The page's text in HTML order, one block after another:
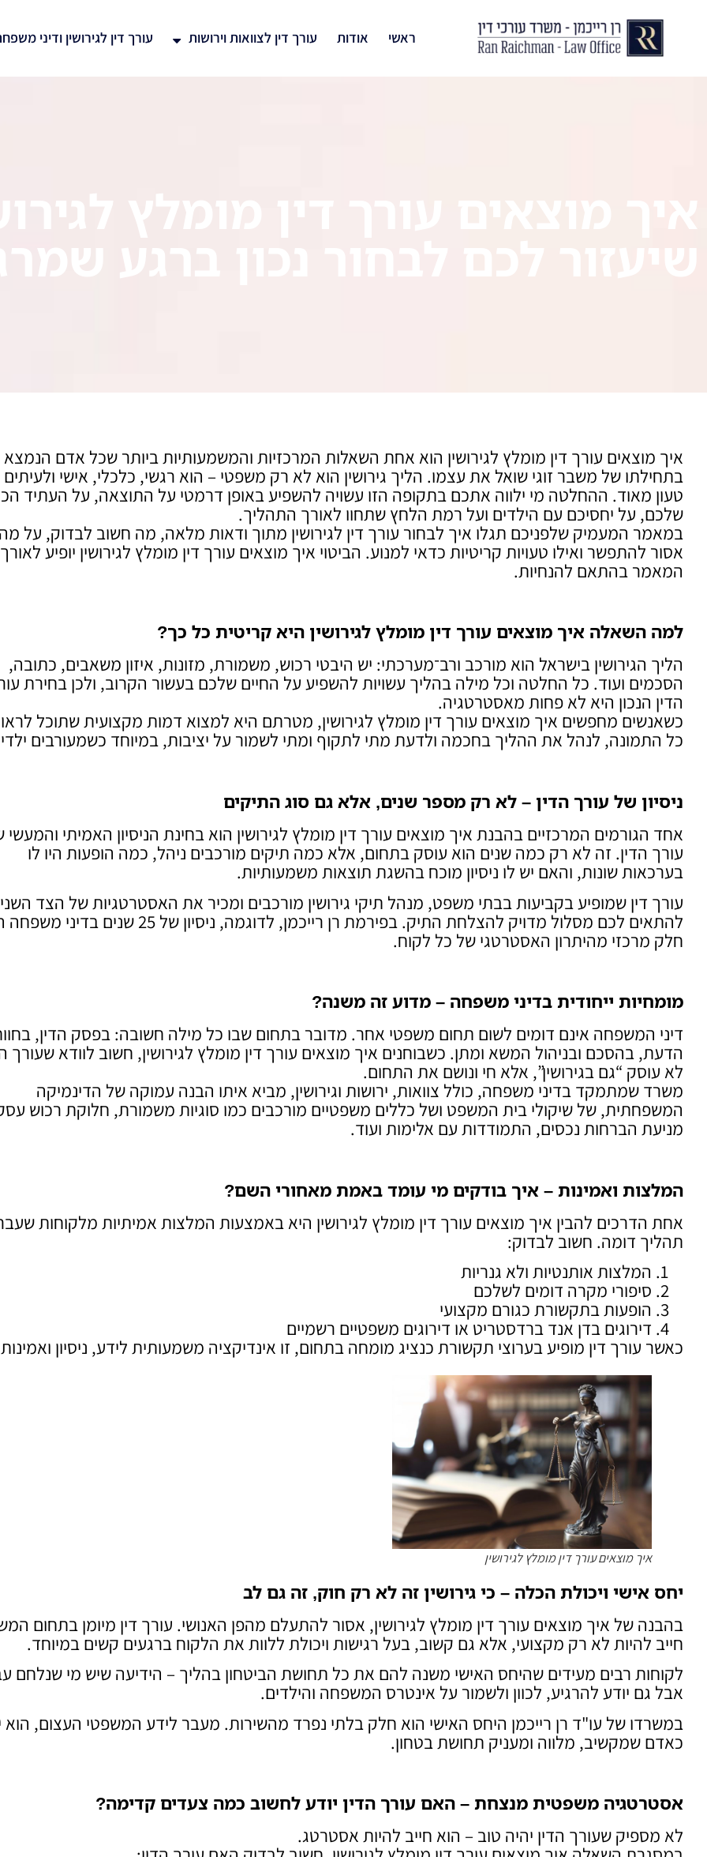
ראשי אודות עורך דין לצוואות וירושות עורך דין לגירושין ודיני
איך מוצאים עורך דין מומלץ לגירושין הוא אחת השאלות המרכזיות והמשמעותיות ביותר שכל אדם הנמצא
בתחילתו של משבר זוגי שואל את עצמו. הליך גירושין הוא לא רק משפטי – הוא רגשי, כלכלי, אישי
טעון מאוד. ההחלטה מי ילווה אתכם בתקופה הזו עשויה להשפיע באופן דרמטי על התוצאה, על העתיד
שלכם, על יחסיכם עם הילדים ועל רמת הלחץ שתחוו לאורך התהליך.
במאמר המעמיק שלפניכם תגלו איך לבחור עורך דין לגירושין מתוך ודאות מלאה, מה חשוב לבדוק, על
אסור להתפשר ואילו טעויות קריטיות כדאי למנוע. הביטוי איך מוצאים עורך דין מומלץ לגירושין יופיע לאורך
המאמר בהתאם להנחיות.
למה השאלה איך מוצאים עורך דין מומלץ לגירושין היא קריטית כל כך?
הליך הגירושין בישראל הוא מורכב ורב־מערכתי: יש היבטי רכוש, משמורת, מזונות, איזון משאבים, כתובה,
הסכמים ועוד. כל החלטה וכל מילה בהליך עשויות להשפיע על החיים שלכם בעשור הקרוב, ולכן בחירת
הדין הנכון היא לא פחות מאסטרטגיה.
כשאנשים מחפשים איך מוצאים עורך דין מומלץ לגירושין, מטרתם היא למצוא דמות מקצועית שתוכל
כל התמונה, לנהל את ההליך בחכמה ולדעת מתי לתקוף ומתי לשמור על יציבות, במיוחד כשמעורבים
ניסיון של עורך הדין – לא רק מספר שנים, אלא גם סוג התיקים
אחד הגורמים המרכזיים בהבנת איך מוצאים עורך דין מומלץ לגירושין הוא בחינת הניסיון האמיתי והמעשי
עורך הדין. זה לא רק כמה שנים הוא עוסק בתחום, אלא כמה תיקים מורכבים ניהל, כמה הופעות היו לו
בערכאות שונות, והאם יש לו ניסיון מוכח בהשגת תוצאות משמעותיות.
עורך דין שמופיע בקביעות בבתי משפט, מנהל תיקי גירושין מורכבים ומכיר את האסטרטגיות של הצד השני
להתאים לכם מסלול מדויק להצלחת התיק. בפירמת רן רייכמן, לדוגמה, ניסיון של 25 שנים
חלק מרכזי מהיתרון האסטרטגי של כל לקוח.
מומחיות ייחודית בדיני משפחה – מדוע זה משנה?
דיני המשפחה אינם דומים לשום תחום משפטי אחר. מדובר בתחום שבו כל מילה חשובה: בפסק הדין,
הדעת, בהסכם ובניהול המשא ומתן. כשבוחנים איך מוצאים עורך דין מומלץ לגירושין, חשוב לוודא שעורך
לא עוסק “גם בגירושין”, אלא חי ונושם את התחום.
משרד שמתמקד בדיני משפחה, כולל צוואות, ירושות וגירושין, מביא איתו הבנה עמוקה של הדינמיקה
המשפחתית, של שיקולי בית המשפט ושל כללים משפטיים מורכבים כמו סוגיות משמורת, חלוקת רכוש
מניעת הברחות נכסים, התמודדות עם אלימות ועוד.
המלצות ואמינות – איך בודקים מי עומד באמת מאחורי השם?
אחת הדרכים להבין איך מוצאים עורך דין מומלץ לגירושין היא באמצעות המלצות אמיתיות מלקוחות
תהליך דומה. חשוב לבדוק:
המלצות אותנטיות ולא גנריות
סיפורי מקרה דומים לשלכם
הופעות בתקשורת כגורם מקצועי
דירוגים בדן אנד ברדסטריט או דירוגים משפטיים רשמיים
כאשר עורך דין מופיע בערוצי תקשורת כנציג מומחה בתחום, זו אינדיקציה משמעותית לידע, ניסיון
איך מוצאים עורך דין מומלץ לגירושין
יחס אישי ויכולת הכלה – כי גירושין זה לא רק חוק, זה גם לב
בהבנה של איך מוצאים עורך דין מומלץ לגירושין, אסור להתעלם מהפן האנושי. עורך דין מיומן בתחום
חייב להיות לא רק מקצועי, אלא גם קשוב, בעל רגישות ויכולת ללוות את הלקוח ברגעים קשים במיוחד.
לקוחות רבים מעידים שהיחס האישי משנה להם את כל תחושת הביטחון בהליך – הידיעה שיש מי שנלחם
אבל גם יודע להרגיע, לכוון ולשמור על אינטרס המשפחה והילדים.
במשרדו של עו"ד רן רייכמן היחס האישי הוא חלק בלתי נפרד מהשירות. מעבר לידע המשפטי העצום, הוא
כאדם שמקשיב, מלווה ומעניק תחושת בטחון.
אסטרטגיה משפטית מנצחת – האם עורך הדין יודע לחשוב כמה צעדים קדימה?
לא מספיק שעורך הדין יהיה טוב – הוא חייב להיות אסטרטג.